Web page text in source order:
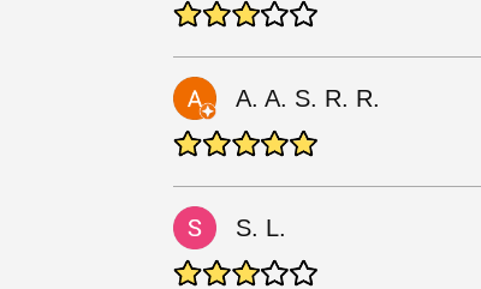
A. A. S. R. R.
S. L.